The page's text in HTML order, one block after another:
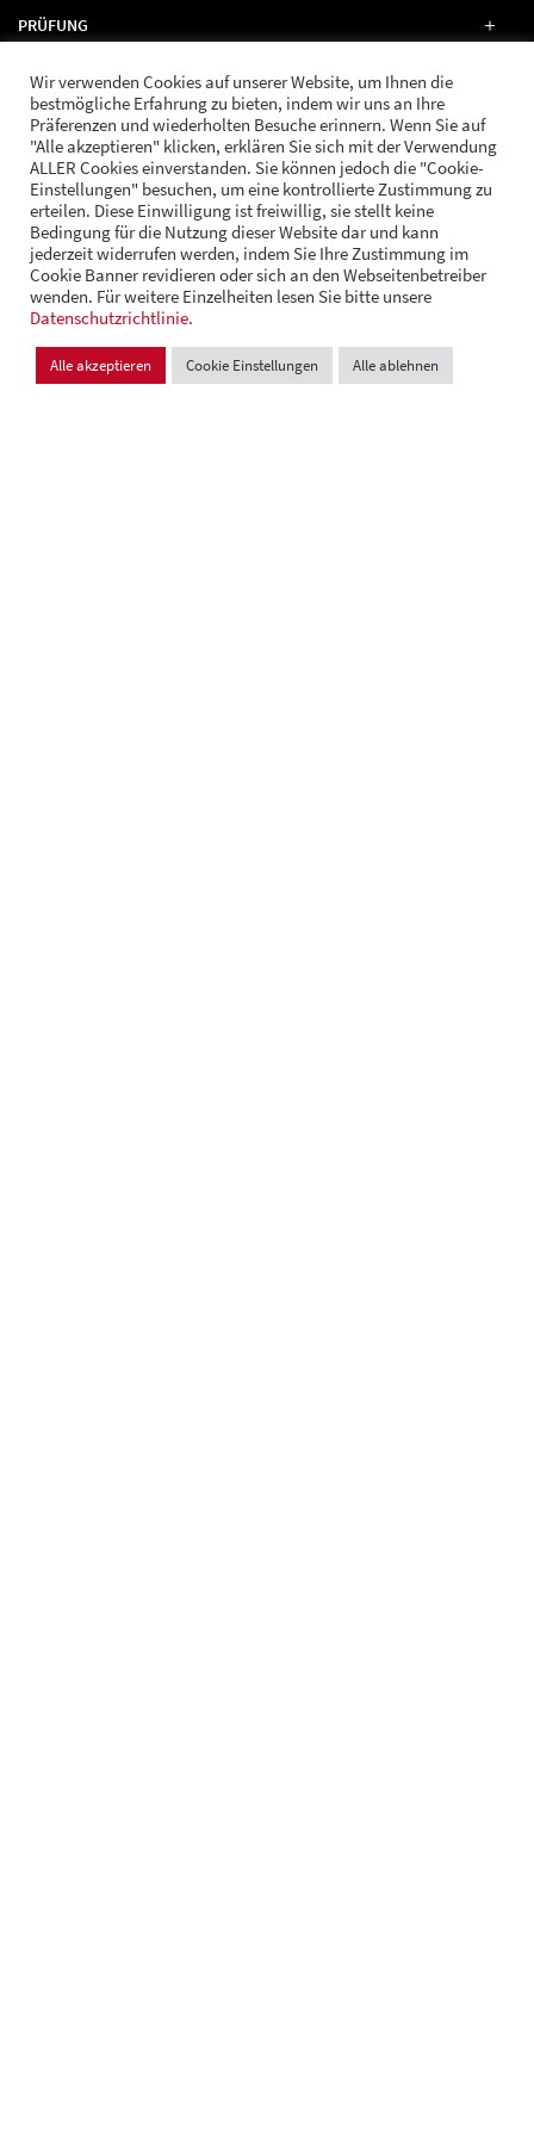
PRÜFUNG
RECHT
FOLGE UNS
© Andrä Consulting Datenschutz
Cookie Einstellungen
Design und Entwicklung:VI BRAND STUDIOS
Wir verwenden Cookies auf unserer Website, um Ihnen die
bestmögliche Erfahrung zu bieten, indem wir uns an Ihre
Präferenzen und wiederholten Besuche erinnern. Wenn Sie auf
"Alle akzeptieren" klicken, erklären Sie sich mit der Verwendung
ALLER Cookies einverstanden. Sie können jedoch die "Cookie-
Einstellungen" besuchen, um eine kontrollierte Zustimmung zu
erteilen. Diese Einwilligung ist freiwillig, sie stellt keine
Bedingung für die Nutzung dieser Website dar und kann
jederzeit widerrufen werden, indem Sie Ihre Zustimmung im
Cookie Banner revidieren oder sich an den Webseitenbetreiber
wenden. Für weitere Einzelheiten lesen Sie bitte unsere
Datenschutzrichtlinie.
Alle akzeptieren Cookie Einstellungen Alle ablehnen